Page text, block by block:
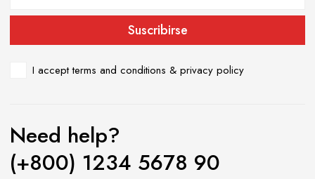
I acceptterms and conditions & privacy policy
Need help?
(+800) 1234 5678 90